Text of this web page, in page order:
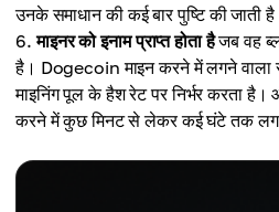
उनके समाधान की कई बार पुष्टि की जाती
माइनर को इनाम प्राप्त होता हैजब वह
है। Dogecoin माइन करने में लगने वाला
माइनिंग पूल के हैश रेट पर निर्भर करता
करने में कुछ मिनट से लेकर कई घंटे तक